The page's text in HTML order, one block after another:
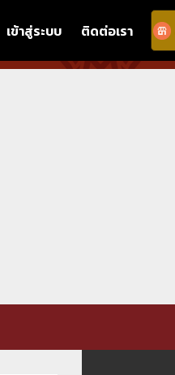
เข้าสู่ระบบ ติดต่อเรา